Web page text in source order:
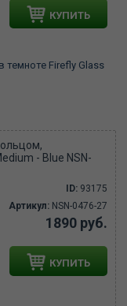
КУПИТЬ
темноте Firefly Glass
- Blue NSN-
ID: 93175
Артикул: NSN-0476-27
1890 руб.
КУПИТЬ